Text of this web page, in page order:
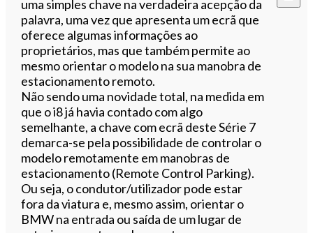
uma simples chave na verdadeira acepção da
palavra, uma vez que apresenta um ecrã que
oferece algumas informações ao
proprietários, mas que também permite ao
mesmo orientar o modelo na sua manobra de
estacionamento remoto.
Não sendo uma novidade total, na medida em
que o i8 já havia contado com algo
semelhante, a chave com ecrã deste Série 7
demarca-se pela possibilidade de controlar o
modelo remotamente em manobras de
estacionamento (Remote Control Parking).
Ou seja, o condutor/utilizador pode estar
fora da viatura e, mesmo assim, orientar o
BMW na entrada ou saída de um lugar de